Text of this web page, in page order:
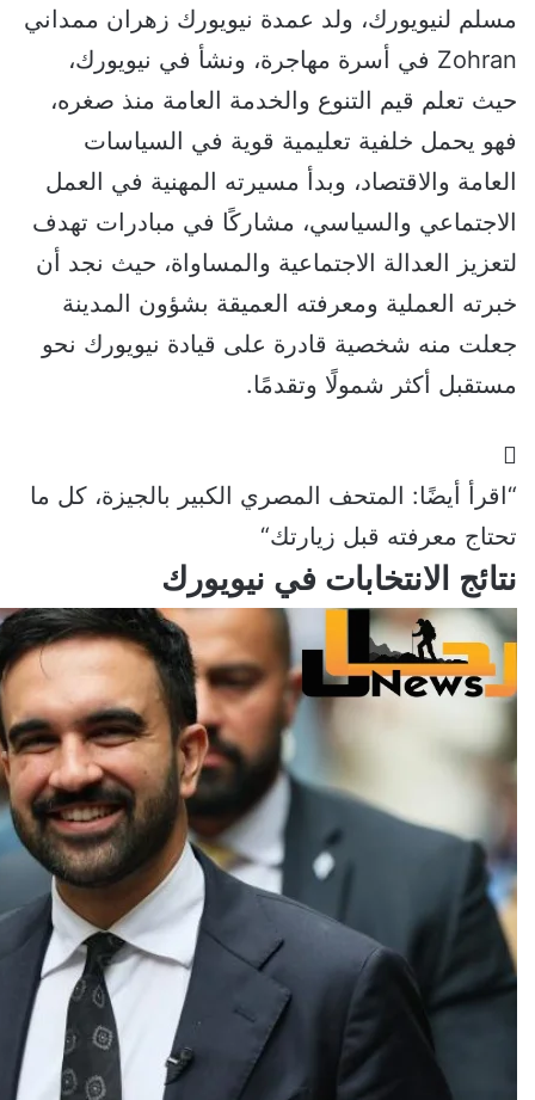
مسلم لنيويورك، ولد عمدة نيويورك زهران ممداني
Zohran في أسرة مهاجرة، ونشأ في نيويورك،
حيث تعلم قيم التنوع والخدمة العامة منذ صغره،
فهو يحمل خلفية تعليمية قوية في السياسات
العامة والاقتصاد، وبدأ مسيرته المهنية في العمل
الاجتماعي والسياسي، مشاركًا في مبادرات تهدف
لتعزيز العدالة الاجتماعية والمساواة، حيث نجد أن
خبرته العملية ومعرفته العميقة بشؤون المدينة
جعلت منه شخصية قادرة على قيادة نيويورك نحو
مستقبل أكثر شمولًا وتقدمًا.
“اقرأ أيضًا: المتحف المصري الكبير بالجيزة، كل ما
تحتاج معرفته قبل زيارتك“
نتائج الانتخابات في نيويورك